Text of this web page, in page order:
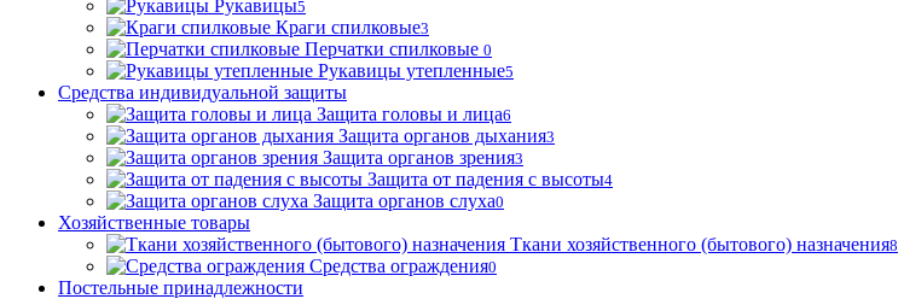
Рукавицы5
Краги спилковые3
Перчатки спилковые 0
Рукавицы утепленные5
Средства индивидуальной защиты
Защита головы и лица6
Защита органов дыхания3
Защита органов зрения3
Защита от падения с высоты4
Защита органов слуха0
Хозяйственные товары
Ткани хозяйственного (бытового) назначения8
Средства ограждения0
Постельные принадлежности